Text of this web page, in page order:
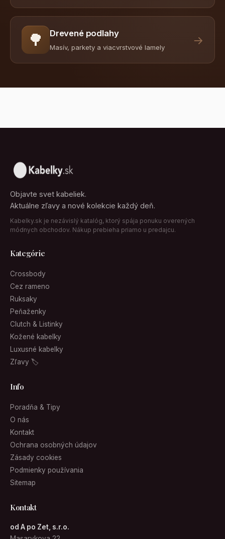
🌳 Drevené podlahy
Masív, parkety a viacvrstvové lamely
→
Objavte svet kabeliek.
Aktuálne zľavy a nové kolekcie každý deň.
Kabelky.sk je nezávislý katalóg, ktorý spája ponuku overených
módnych obchodov. Nákup prebieha priamo u predajcu.
Kategórie
Crossbody
Cez rameno
Ruksaky
Peňaženky
Clutch & Listinky
Kožené kabelky
Luxusné kabelky
Zľavy 🏷
Info
Poradňa & Tipy
O nás
Kontakt
Ochrana osobných údajov
Zásady cookies
Podmienky používania
Sitemap
Kontakt
od A po Zet, s.r.o.